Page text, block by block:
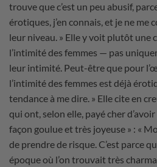
trouve que c’est un peu abusif,
érotiques, j’en connais, et je ne me
leur niveau. » Elle y voit plutôt une
l’intimité des femmes — pas
leur intimité. Peut-être que pour
l’intimité des femmes est déjà
tendance à me dire. » Elle cite en
qui ont, selon elle, payé cher
façon goulue et très joyeuse » : «
de prendre de risque. C’est parce
époque où l’on trouvait très